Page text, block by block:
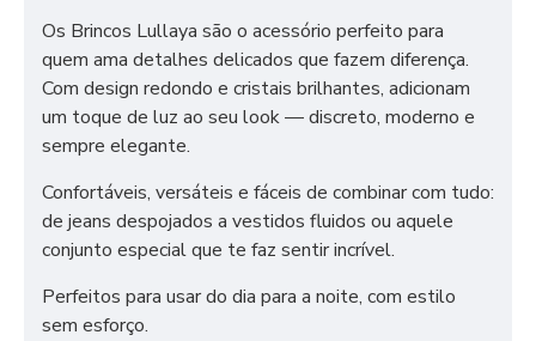
Os Brincos Lullaya são o acessório perfeito para
quem ama detalhes delicados que fazem diferença.
Com design redondo e cristais brilhantes, adicionam
um toque de luz ao seu look — discreto, moderno e
sempre elegante.
Confortáveis, versáteis e fáceis de combinar com tudo:
de jeans despojados a vestidos fluidos ou aquele
conjunto especial que te faz sentir incrível.
Perfeitos para usar do dia para a noite, com estilo
sem esforço.